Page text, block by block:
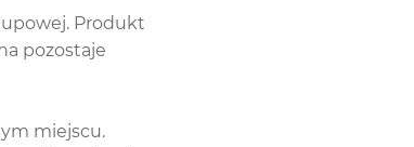
Produkt
pozostaje
miejscu.